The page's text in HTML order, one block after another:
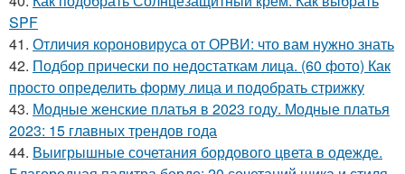
SPF
41. Отличия короновируса от ОРВИ: что вам нужно знать
42. Подбор прически по недостаткам лица. (60 фото) Как
просто определить форму лица и подобрать стрижку
43. Модные женские платья в 2023 году. Модные платья
2023: 15 главных трендов года
44. Выигрышные сочетания бордового цвета в одежде.